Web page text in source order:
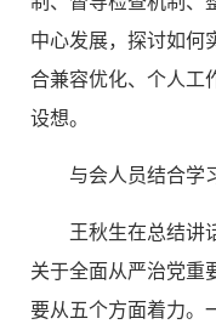
中心发展，探讨如何
合兼容优化、个人工
设想。
与会人员结合学
王秋生在总结讲
关于全面从严治党重
要从五个方面着力。